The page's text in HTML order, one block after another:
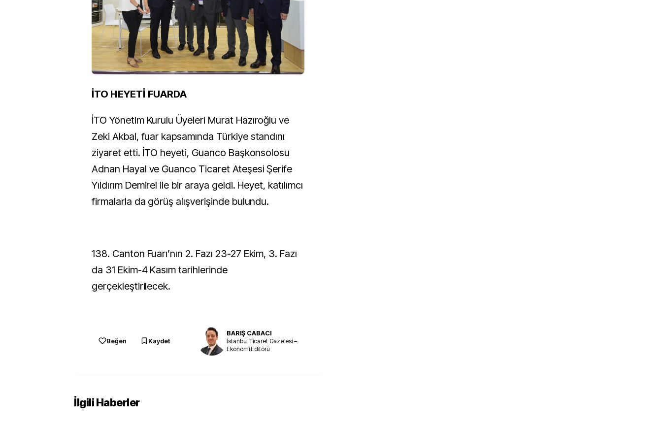
İTO HEYETİ FUARDA
İTO Yönetim Kurulu Üyeleri Murat Hazıroğlu ve
Zeki Akbal, fuar kapsamında Türkiye standını
ziyaret etti. İTO heyeti, Guanco Başkonsolosu
Adnan Hayal ve Guanco Ticaret Ateşesi Şerife
Yıldırım Demirel ile bir araya geldi. Heyet, katılımcı
firmalarla da görüş alışverişinde bulundu.
138. Canton Fuarı’nın 2. Fazı 23-27 Ekim, 3. Fazı
da 31 Ekim-4 Kasım tarihlerinde
gerçekleştirilecek.
Beğen Kaydet
BARIŞ CABACI
İstanbul Ticaret Gazetesi –
Ekonomi Editörü
İlgili Haberler